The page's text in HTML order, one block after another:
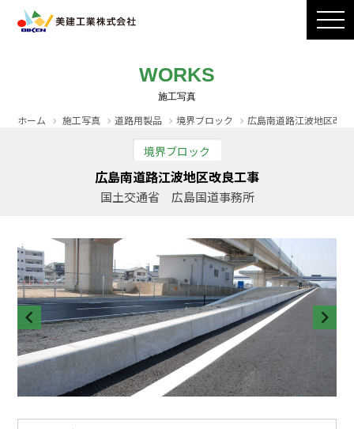
製品ラインナップ
CADダウンロード
WORKS
ホーム 施工写真 道路用製品 境界ブロック 広島南道路江波地区改
境界ブロック
広島南道路江波地区改良工事
国土交通省 広島国道事務所